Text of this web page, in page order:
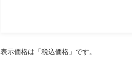
表示価格は「税込価格」です。